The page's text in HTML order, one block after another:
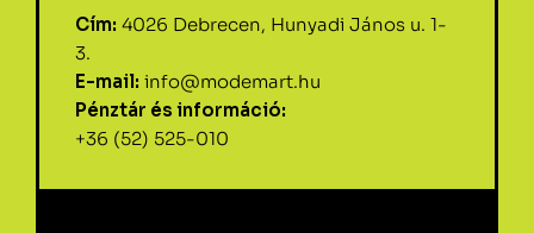
Cím: 4026 Debrecen, Hunyadi János u. 1-
3.
E-mail: info@modemart.hu
Pénztár és információ:
+36 (52) 525-010